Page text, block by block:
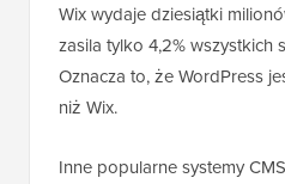
Wix wydaje dziesiątki
zasila tylko 4,2% wszystkich
Oznacza to, że WordPress
niż Wix.
Inne popularne systemy